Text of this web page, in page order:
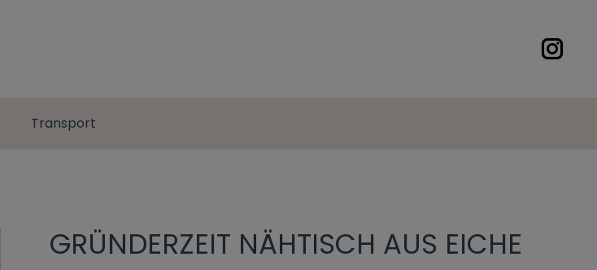
Transport
GRÜNDERZEIT NÄHTISCH AUS EICHE